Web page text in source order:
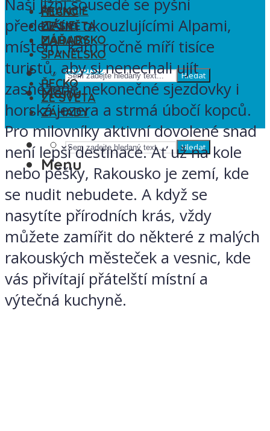
ŘECKO
ZE SVĚTA
ZÁHADY
Hledat
Menu
FRANCIE
ITÁLIE
MAĎARSKO
ŠPANĚLSKO
RAKOUSKO
ŘECKO
ZE SVĚTA
ZÁHADY
Hledat
Menu
Naši jižní sousedé se pyšní
především okouzlujícími Alpami,
místem, kam ročně míří tisíce
turistů, aby si nenechali ujít
zasněžené nekonečné sjezdovky i
horská jezera a strmá úbočí kopců.
Pro milovníky aktivní dovolené snad
není lepší destinace. Ať už na kole
nebo pěšky, Rakousko je zemí, kde
se nudit nebudete. A když se
nasytíte přírodních krás, vždy
můžete zamířit do některé z malých
rakouských městeček a vesnic, kde
vás přivítají přátelští místní a
výtečná kuchyně.